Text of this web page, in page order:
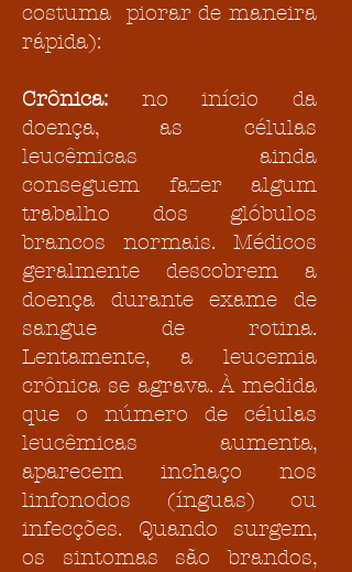
costuma piorar de maneira
rápida):
Crônica: no início da
doença, as células
leucêmicas ainda
conseguem fazer algum
trabalho dos glóbulos
brancos normais. Médicos
geralmente descobrem a
doença durante exame de
sangue de rotina.
Lentamente, a leucemia
crônica se agrava. À medida
que o número de células
leucêmicas aumenta,
aparecem inchaço nos
linfonodos (ínguas) ou
infecções. Quando surgem,
os sintomas são brandos,